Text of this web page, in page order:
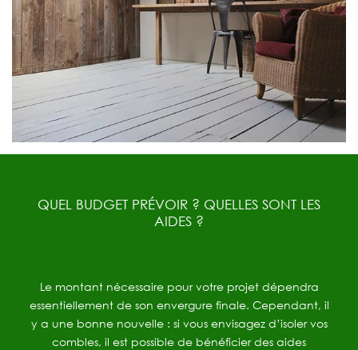
QUEL BUDGET PRÉVOIR ? QUELLES SONT LES
AIDES ?
Le montant nécessaire pour votre projet dépendra
essentiellement de son envergure finale. Cependant, il
y a une bonne nouvelle : si vous envisagez d’isoler vos
combles, il est possible de bénéficier des aides